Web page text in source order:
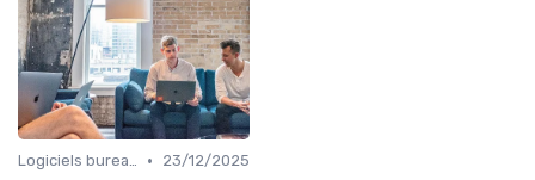
Logiciels bureautiques •
23/12/2025